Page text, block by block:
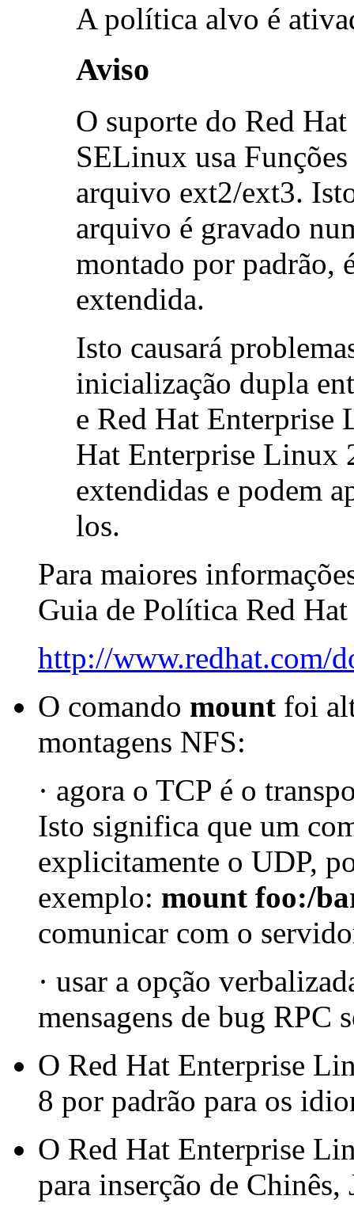
A política alvo é
Aviso
O suporte do Red
SELinux usa
arquivo ext2/ext3.
arquivo é gravado
montado por padrão,
extendida.
Isto causará
inicialização dupla
e Red Hat Enterprise
Hat Enterprise Linux
extendidas e podem
los.
Para maiores
Guia de Política Red
http://www.redhat.com/
O comando mount foi
montagens NFS:
· agora o TCP é o
Isto significa que um
explicitamente o UDP,
exemplo: mount foo:/
comunicar com o
· usar a opção
mensagens de bug RPC
O Red Hat Enterprise
8 por padrão para os
O Red Hat Enterprise
para inserção de Chinês,